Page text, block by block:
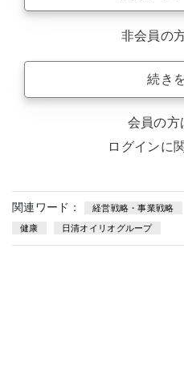
非会員の
続き
会員の方
ログインに
関連ワード： 経営戦略・事業戦略
健康 日清オイリオグループ